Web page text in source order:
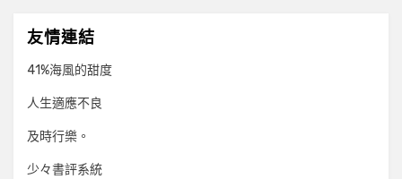
友情連結
41%海風的甜度
人生適應不良
及時行樂。
少々書評系統